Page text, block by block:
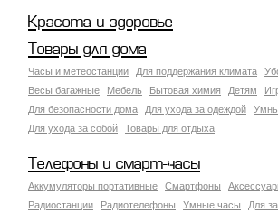
Красота и здоровье
Товары для дома
Часы и метеостанции Для поддержания климата
Весы багажные
Мебель Бытовая химия Детям
Для безопасности дома
Для ухода за одеждой
Для ухода за собой
Товары для отдыха
Телефоны и смарт-часы
Аккумуляторы портативные Смартфоны
Радиостанции
Радиотелефоны Умные часы Для